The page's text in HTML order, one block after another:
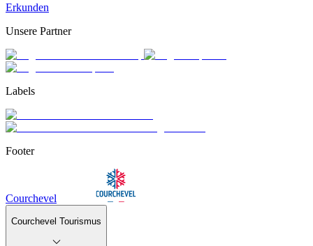
Erkunden
Unsere Partner
Labels
Footer
Courchevel
Courchevel Tourismus